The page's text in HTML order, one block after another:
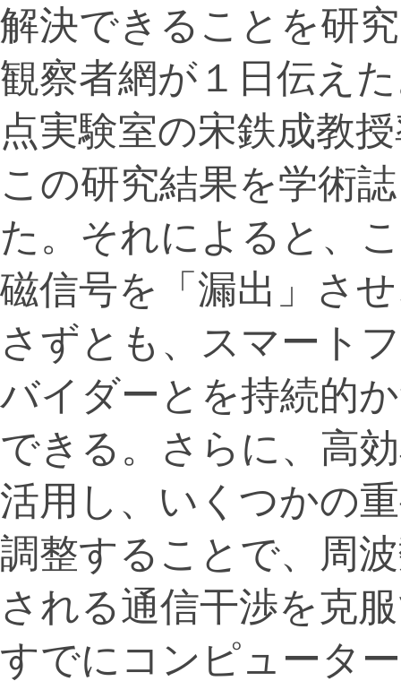
解決できることを研
観察者網が１日伝え
点実験室の宋鉄成教
この研究結果を学術
た。それによると、
磁信号を「漏出」さ
さずとも、スマート
バイダーとを持続的
できる。さらに、高
活用し、いくつかの
調整することで、周
される通信干渉を克
すでにコンピュータ